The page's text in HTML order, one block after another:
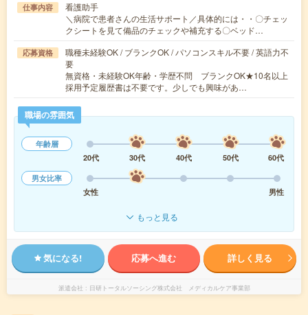
仕事内容
看護助手
＼病院で患者さんの生活サポート／具体的には・・〇チェッ
クシートを見て備品のチェックや補充する〇ベッド…
応募資格
職種未経験OK / ブランクOK / パソコンスキル不要 / 英語力不
要
無資格・未経験OK年齢・学歴不問 ブランクOK★10名以上
採用予定履歴書は不要です。少しでも興味があ…
職場の雰囲気
年齢層
20代
30代 40代 50代
60代
男女比率
女性
男性
もっと見る
気になる! 応募へ進む 詳しく見る
派遣会社 日研トータルソーシング株式会社 メディカルケア事業部